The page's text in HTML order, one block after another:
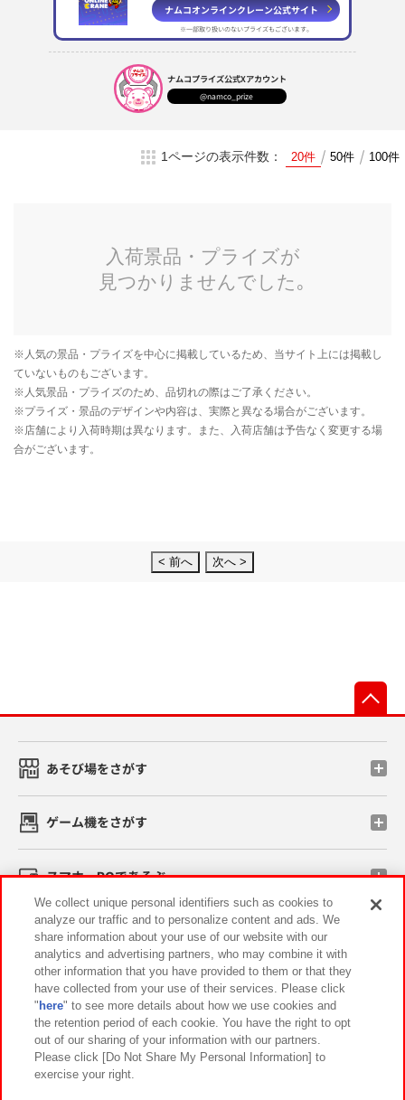
ナムコオンラインクレーン公式サイト
※一部取り扱いのないプライズもございます。
ナムコプライズ公式Xアカウント
@namco_prize
1ページの表示件数： 20件 50件 100件
< 前へ 次へ >
あそび場をさがす
ゲーム機をさがす
スマホ・PCであそぶ
イベント・キャンペーン
関連会社 サステナビリティ サイトポリシー
プライバシーポリシー ウェブアクセシビリティ方針と検証結果
お取引先さまとともに
We collect unique personal identifiers such as cookies to
analyze our traffic and to personalize content and ads. We
share information about your use of our website with our
analytics and advertising partners, who may combine it with
other information that you have provided to them or that they
have collected from your use of their services. Please click
" here" to see more details about how we use cookies and
the retention period of each cookie. You have the right to opt
out of our sharing of your information with our partners.
Please click [Do Not Share My Personal Information] to
exercise your right.